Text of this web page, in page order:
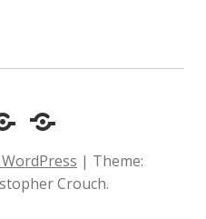
Inclusão
e
Acessibilidade
Diário
um
surdo
| Theme:
Crouch.